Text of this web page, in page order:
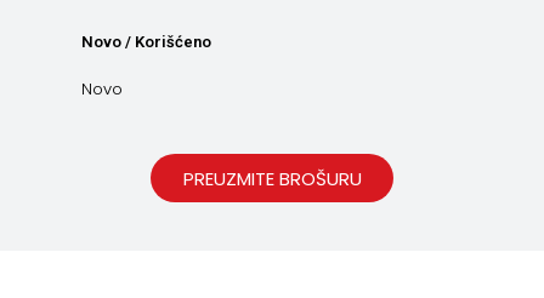
Novo / Korišćeno
Novo
PREUZMITE BROŠURU